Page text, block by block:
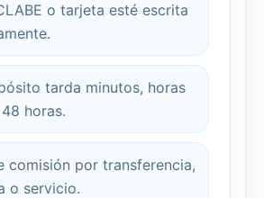
o tarjeta esté escrita
tarda minutos, horas
horas.
comisión por transferencia,
o servicio.